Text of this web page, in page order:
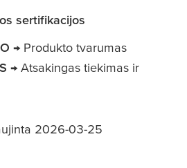
sertifikacijos
→ Produkto tvarumas
→ Atsakingas tiekimas ir
2026-03-25